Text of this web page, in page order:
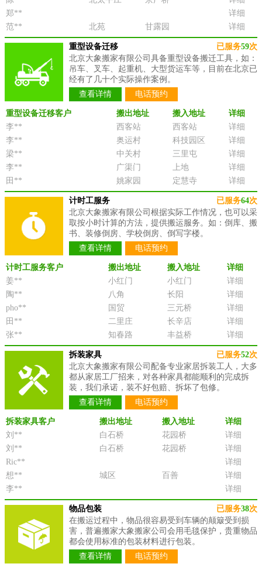
郑**
详细
范**
北苑 甘露园 详细
已服务59次
重型设备迁移
北京大象搬家有限公司具备重型设备搬迁工具，如：
吊车、叉车、起重机、大型货运车等，目前在北京已
经有了几十个实际操作案例。
查看详情
电话预约
重型设备迁移客户 搬出地址 搬入地址
详细
李**
西客站 西客站
详细
李**
奥运村 科技园区
详细
梁**
中关村 三里屯
详细
李**
广渠门 上地
详细
田**
姚家园 定慧寺 详细
已服务64次
计时工服务
北京大象搬家有限公司根据实际工作情况，也可以采
取按小时计算的方法，提供搬运服务。如：倒库、搬
书、装修倒房、学校倒房、倒写字楼。
查看详情
电话预约
计时工服务客户 搬出地址 搬入地址
详细
姜**
小红门 小红门
详细
陶**
八角 长阳
详细
pho**
国贸 三元桥
详细
田**
二里庄 长辛店
详细
张**
知春路 丰益桥 详细
已服务52次
拆装家具
北京大象搬家有限公司配备专业家居拆装工人，大多
都从家居工厂招来，对各种家具都能顺利的完成拆
装，我们承诺，装不好包赔、拆坏了包修。
查看详情
电话预约
拆装家具客户 搬出地址 搬入地址
详细
刘**
白石桥 花园桥
详细
刘**
白石桥 花园桥
详细
Ric**
详细
想**
城区 百善
详细
李**
详细
已服务38次
物品包装
在搬运过程中，物品很容易受到车辆的颠簸受到损
害，普遍搬家大象搬家公司会用毛毯保护，贵重物品
都会使用标准的包装材料进行包装。
查看详情
电话预约